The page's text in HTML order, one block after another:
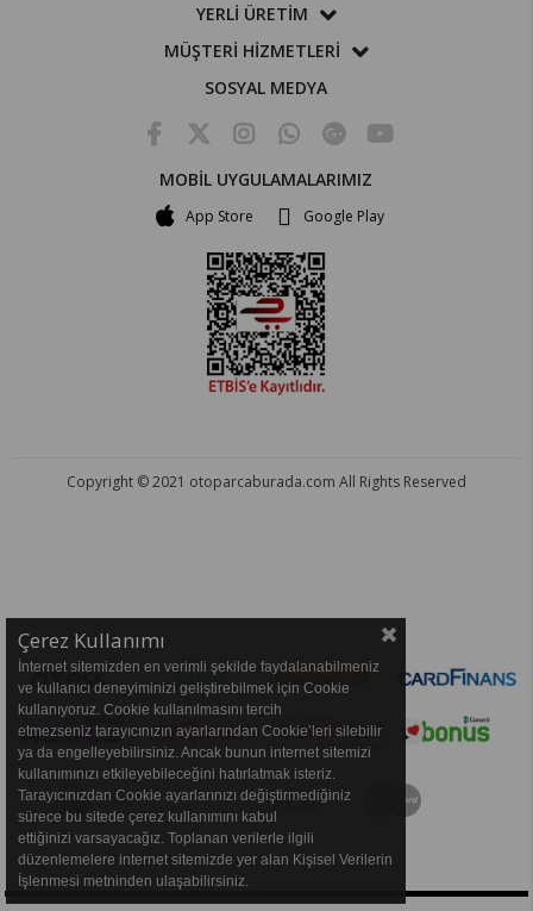
YERLİ ÜRETİM
MÜŞTERİ HİZMETLERİ
SOSYAL MEDYA
MOBİL UYGULAMALARIMIZ
App Store Google Play
Copyright © 2021 otoparcaburada.com All Rights Reserved
Çerez Kullanımı
İnternet sitemizden en verimli şekilde faydalanabilmeniz
ve kullanıcı deneyiminizi geliştirebilmek için Cookie
kullanıyoruz. Cookie kullanılmasını tercih
etmezseniz tarayıcınızın ayarlarından Cookie’leri silebilir
ya da engelleyebilirsiniz. Ancak bunun internet sitemizi
kullanımınızı etkileyebileceğini hatırlatmak isteriz.
Tarayıcınızdan Cookie ayarlarınızı değiştirmediğiniz
sürece bu sitede çerez kullanımını kabul
ettiğinizi varsayacağız. Toplanan verilerle ilgili
düzenlemelere internet sitemizde yer alan Kişisel Verilerin
İşlenmesi metninden ulaşabilirsiniz.